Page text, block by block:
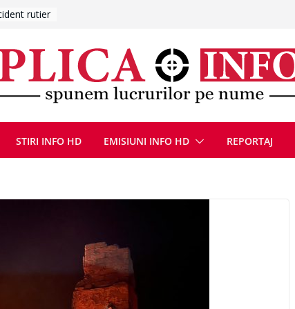
reunite
la cea de-
de
înSTIRI INFO HD EMISIUNI INFO HD REPORTAJ